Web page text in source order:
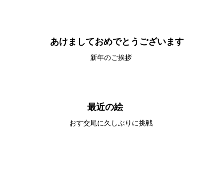
あけましておめでとうございます
新年のご挨拶
最近の絵
おす交尾に久しぶりに挑戦